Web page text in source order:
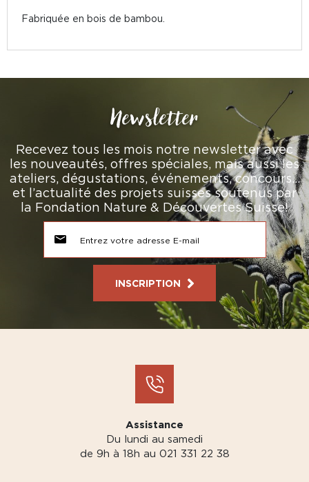
Fabriquée en bois de bambou.
Newsletter
Recevez tous les mois notre newsletter avec
les nouveautés, offres spéciales, mais aussi les
ateliers, dégustations, événements, concours…
et l’actualité des projets suisses soutenus par
la Fondation Nature & Découvertes Suisse!
INSCRIPTION
Assistance
Du lundi au samedi
de 9h à 18h au 021 331 22 38